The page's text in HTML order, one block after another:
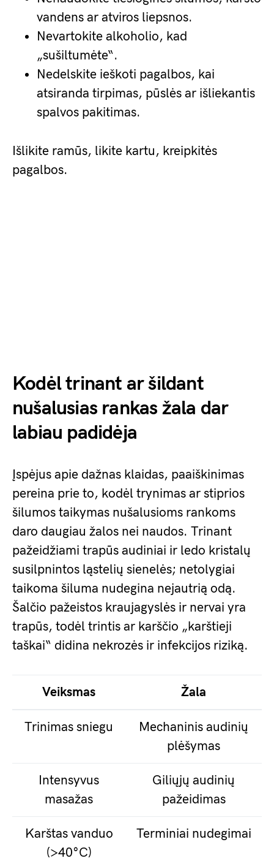
vandens ar atviros liepsnos.
Nevartokite alkoholio, kad
„sušiltumėte“.
Nedelskite ieškoti pagalbos, kai
atsiranda tirpimas, pūslės ar išliekantis
spalvos pakitimas.
Išlikite ramūs, likite kartu, kreipkitės
pagalbos.
Kodėl trinant ar šildant
nušalusias rankas žala dar
labiau padidėja
Įspėjus apie dažnas klaidas, paaiškinimas
pereina prie to, kodėl trynimas ar stiprios
šilumos taikymas nušalusioms rankoms
daro daugiau žalos nei naudos. Trinant
pažeidžiami trapūs audiniai ir ledo kristalų
susilpnintos ląstelių sienelės; netolygiai
taikoma šiluma nudegina nejautrią odą.
Šalčio pažeistos kraujagyslės ir nervai yra
trapūs, todėl trintis ar karščio „karštieji
taškai“ didina nekrozės ir infekcijos riziką.
Veiksmas Žala
Trinimas sniegu
Mechaninis audinių
plėšymas
Intensyvus
masažas
Giliųjų audinių
pažeidimas
Karštas vanduo
(>40°C)
Terminiai nudegimai